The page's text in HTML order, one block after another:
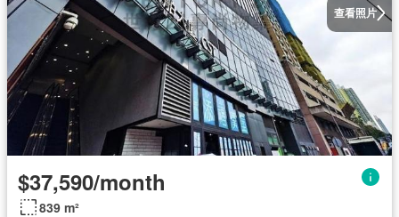
查看照片
$37,590/month
839 m²